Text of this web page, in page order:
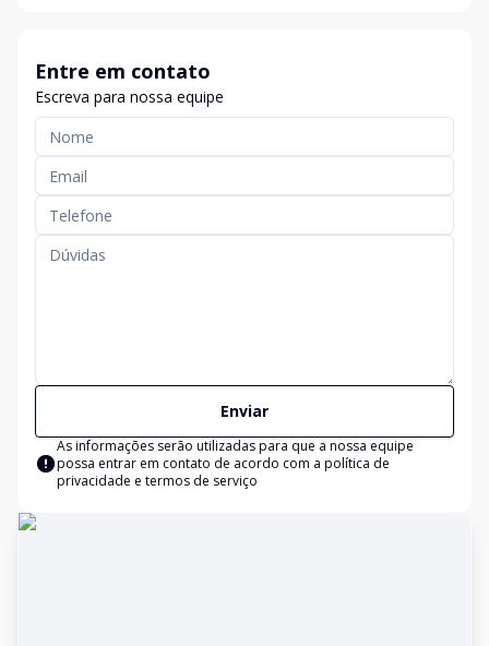
Entre em contato
Escreva para nossa equipe
Enviar
As informações serão utilizadas para que a nossa equipe
possa entrar em contato de acordo com a política de
privacidade e termos de serviço